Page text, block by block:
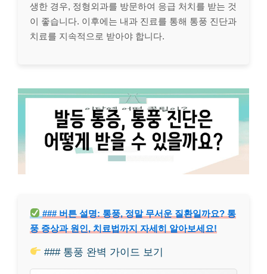
생한 경우, 정형외과를 방문하여 응급 처치를 받는 것
이 좋습니다. 이후에는 내과 진료를 통해 통풍 진단과
치료를 지속적으로 받아야 합니다.
### 버튼 설명: 통풍, 정말 무서운 질환일까요? 통
풍 증상과 원인, 치료법까지 자세히 알아보세요!
### 통풍 완벽 가이드 보기